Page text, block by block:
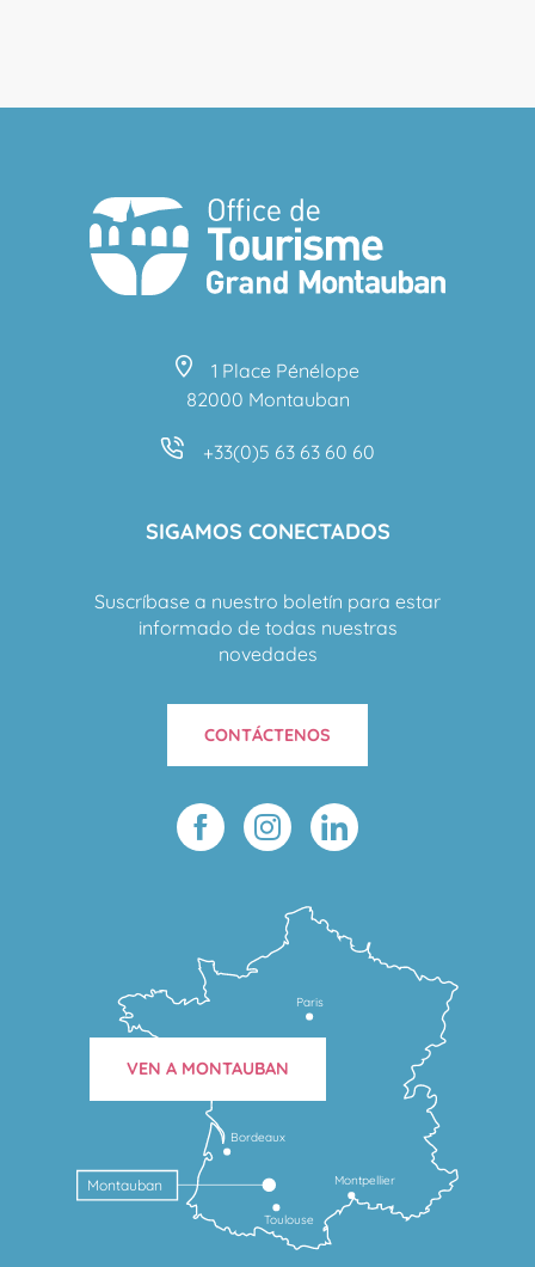
1 Place Pénélope
82000 Montauban
+33(0)5 63 63 60 60
SIGAMOS CONECTADOS
Suscríbase a nuestro boletín para estar
informado de todas nuestras
novedades
CONTÁCTENOS
Toulouse
Montpellier
Bordeaux
Montauban
Paris
VEN A MONTAUBAN